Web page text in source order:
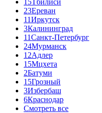
15Тбилиси
23Ереван
11Иркутск
3Калининград
11Санкт-Петербург
24Мурманск
12Адлер
15Мцхета
2Батуми
15Грозный
3Избербаш
6Краснодар
Смотреть все